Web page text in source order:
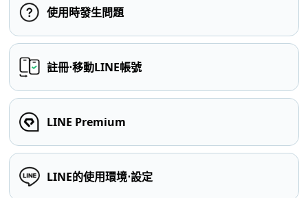
使用時發生問題
註冊⋅移動LINE帳號
LINE Premium
LINE的使用環境⋅設定